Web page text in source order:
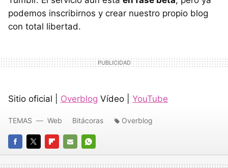
podemos inscribirnos y crear nuestro propio blog
con total libertad.
Sitio oficial | Overblog Vídeo | YouTube
FACEBOOK
TWITTERFLIPBOARD
E-
WHATSAPP
TEMAS Web Bitácoras Overblog